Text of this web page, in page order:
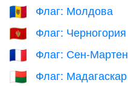
🇲🇩 Флаг: Молдова
🇲🇪 Флаг: Черногория
🇲🇫 Флаг: Сен-Мартен
🇲🇬 Флаг: Мадагаскар